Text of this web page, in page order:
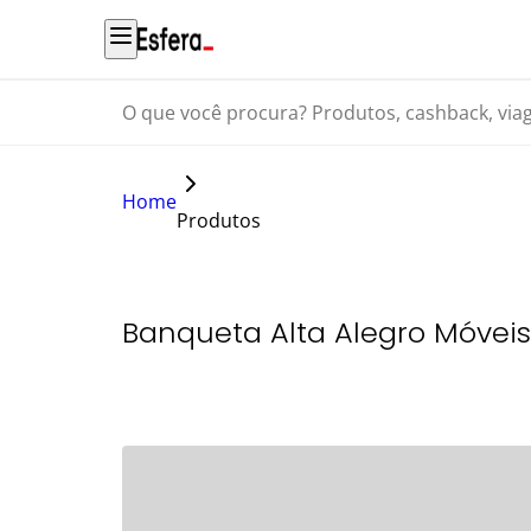
O que você procura? Produtos, cashback, viagens...
Home
Produtos
Banqueta Alta Alegro Móveis